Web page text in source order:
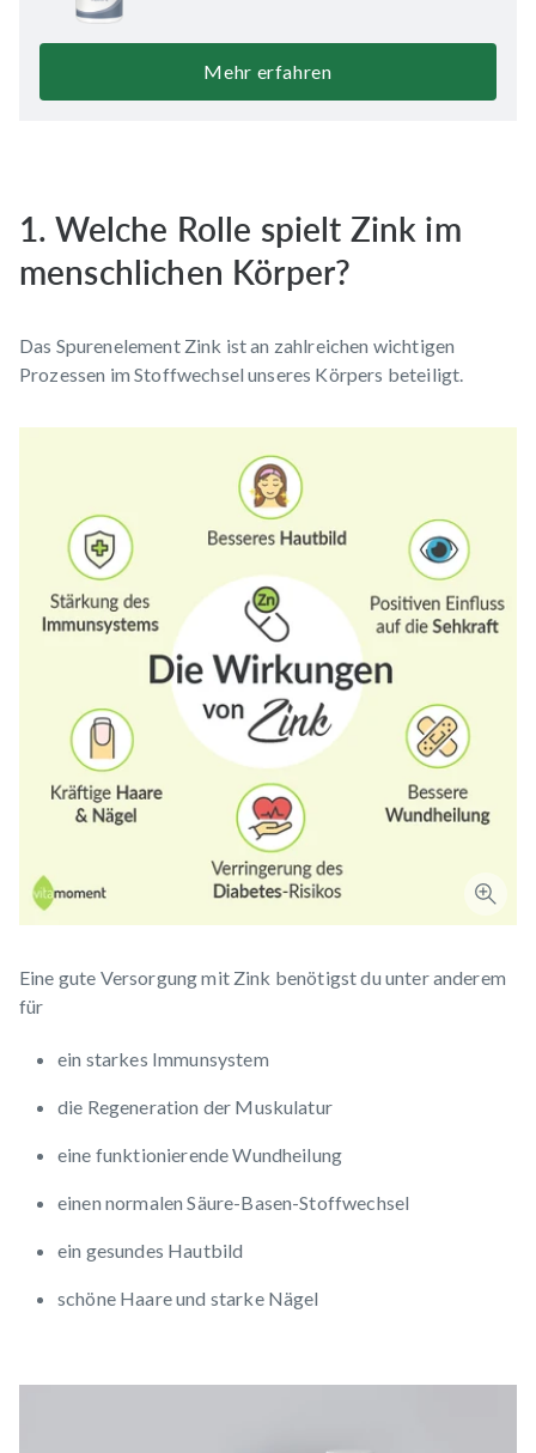
Mehr erfahren
1. Welche Rolle spielt Zink im
menschlichen Körper?
Das Spurenelement Zink ist an zahlreichen wichtigen
Prozessen im Stoffwechsel unseres Körpers beteiligt.
Eine gute Versorgung mit Zink benötigst du unter anderem
für
ein starkes Immunsystem
die Regeneration der Muskulatur
eine funktionierendeWundheilung
einen normalen Säure-Basen-Stoffwechsel
ein gesundes Hautbild
schöne Haare und starke Nägel